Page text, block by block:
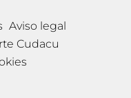
Aviso legal
Cudacu